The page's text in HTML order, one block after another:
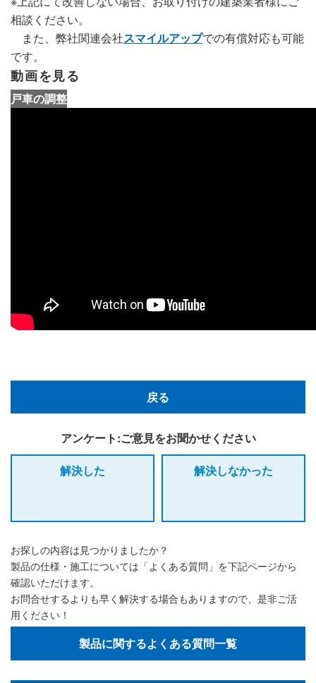
相談ください。
また、弊社関連会社スマイルアップでの有償対応も可能
です。
動画を見る
戸車の調整
戻る
アンケート:ご意見をお聞かせください
解決した
解決しなかった
お探しの内容は見つかりましたか？
製品の仕様・施工については「よくある質問」を下記ページから
確認いただけます。
お問合せするよりも早く解決する場合もありますので、是非ご活
用ください！
製品に関するよくある質問一覧